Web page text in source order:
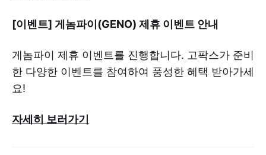
[이벤트] 게놈파이(GENO) 제휴 이벤트 안내
게놈파이 제휴 이벤트를 진행합니다. 고팍스가 준비
한 다양한 이벤트를 참여하여 풍성한 혜택 받아가세
요!
자세히 보러가기